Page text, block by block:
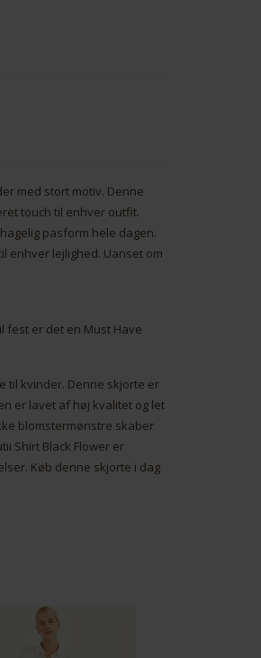
med stort motiv. Denne
touch til enhver outfit.
pasform hele dagen.
enhver lejlighed. Uanset om
fest er det en Must Have
til kvinder. Denne skjorte er
er lavet af høj kvalitet og let
blomstermønstre skaber
Shirt Black Flower er
Køb denne skjorte i dag